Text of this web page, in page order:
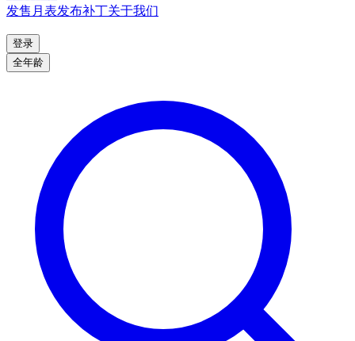
发售月表发布补丁关于我们
登录
全年龄